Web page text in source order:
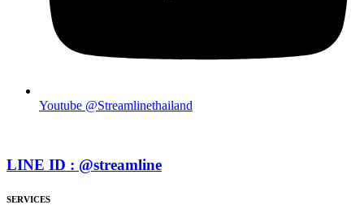
Youtube @Streamlinethailand
LINE ID : @streamline
SERVICES